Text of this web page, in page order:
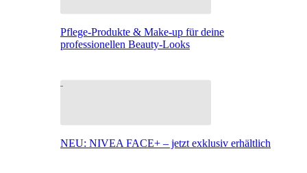
Pflege-Produkte & Make-up für deine
professionellen Beauty-Looks
NEU: NIVEA FACE+ – jetzt exklusiv erhältlich